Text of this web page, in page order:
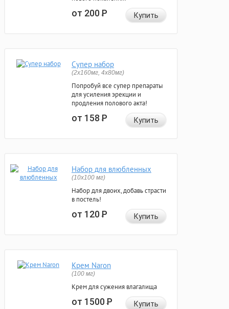
от 200Р Купить
Супер набор
(2х160мг, 4х80мг)
Попробуй все супер препараты
для усиления эрекции и
продления полового акта!
от 158Р Купить
Набор для влюбленных
(10х100 мг)
Набор для двоих, добавь страсти
в постель!
от 120Р Купить
Крем Naron
(100 мг)
Крем для сужения влагалища
от 1500Р Купить